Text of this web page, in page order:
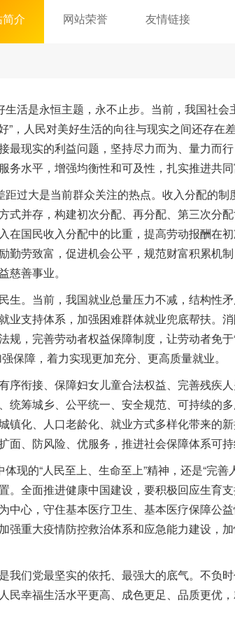
介 网站荣誉 友情链接
活是永恒主题，永不止步。当前，我国社会
”，人民对美好生活的向往与现实之间还存
现实的利益问题，坚持尽力而为、量力而
水平，增强均衡性和可及性，扎实推进共同
过大是当前群众关注的热点。收入分配的制
并存，构建初次分配、再分配、第三次分
在国民收入分配中的比重，提高劳动报酬在
劳致富，促进机会公平，规范财富积累机
善事业。
。当前，我国就业总量压力不减，结构性矛
支持体系，加强困难群体就业兜底帮扶。
，完善劳动者权益保障制度，让劳动者免
保障，着力实现更加充分、更高质量就业。
衔接、保障妇女儿童合法权益、完善残疾
筹城乡、公平统一、安全规范、可持续的
化、人口老龄化、就业方式多样化带来的
、防风险、优服务，推进社会保障体系可持
的“人民至上、生命至上”精神，还是“完善
全面推进健康中国建设，要积极回应生育
心，守住基本医疗卫生、基本医疗保障公
重大疫情防控救治体系和应急能力建设，
们党最坚实的依托、最强大的底气。不负
幸福生活水平更高、成色更足、品质更优，